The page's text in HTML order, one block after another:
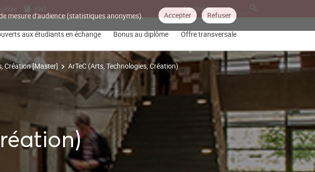
mesure d'audience (statistiques anonymes). Accepter Refuser
ENT
aux étudiants en échange Bonus au diplôme Offre transversale
Création [Master] ArTeC (Arts, Technologies, Création)